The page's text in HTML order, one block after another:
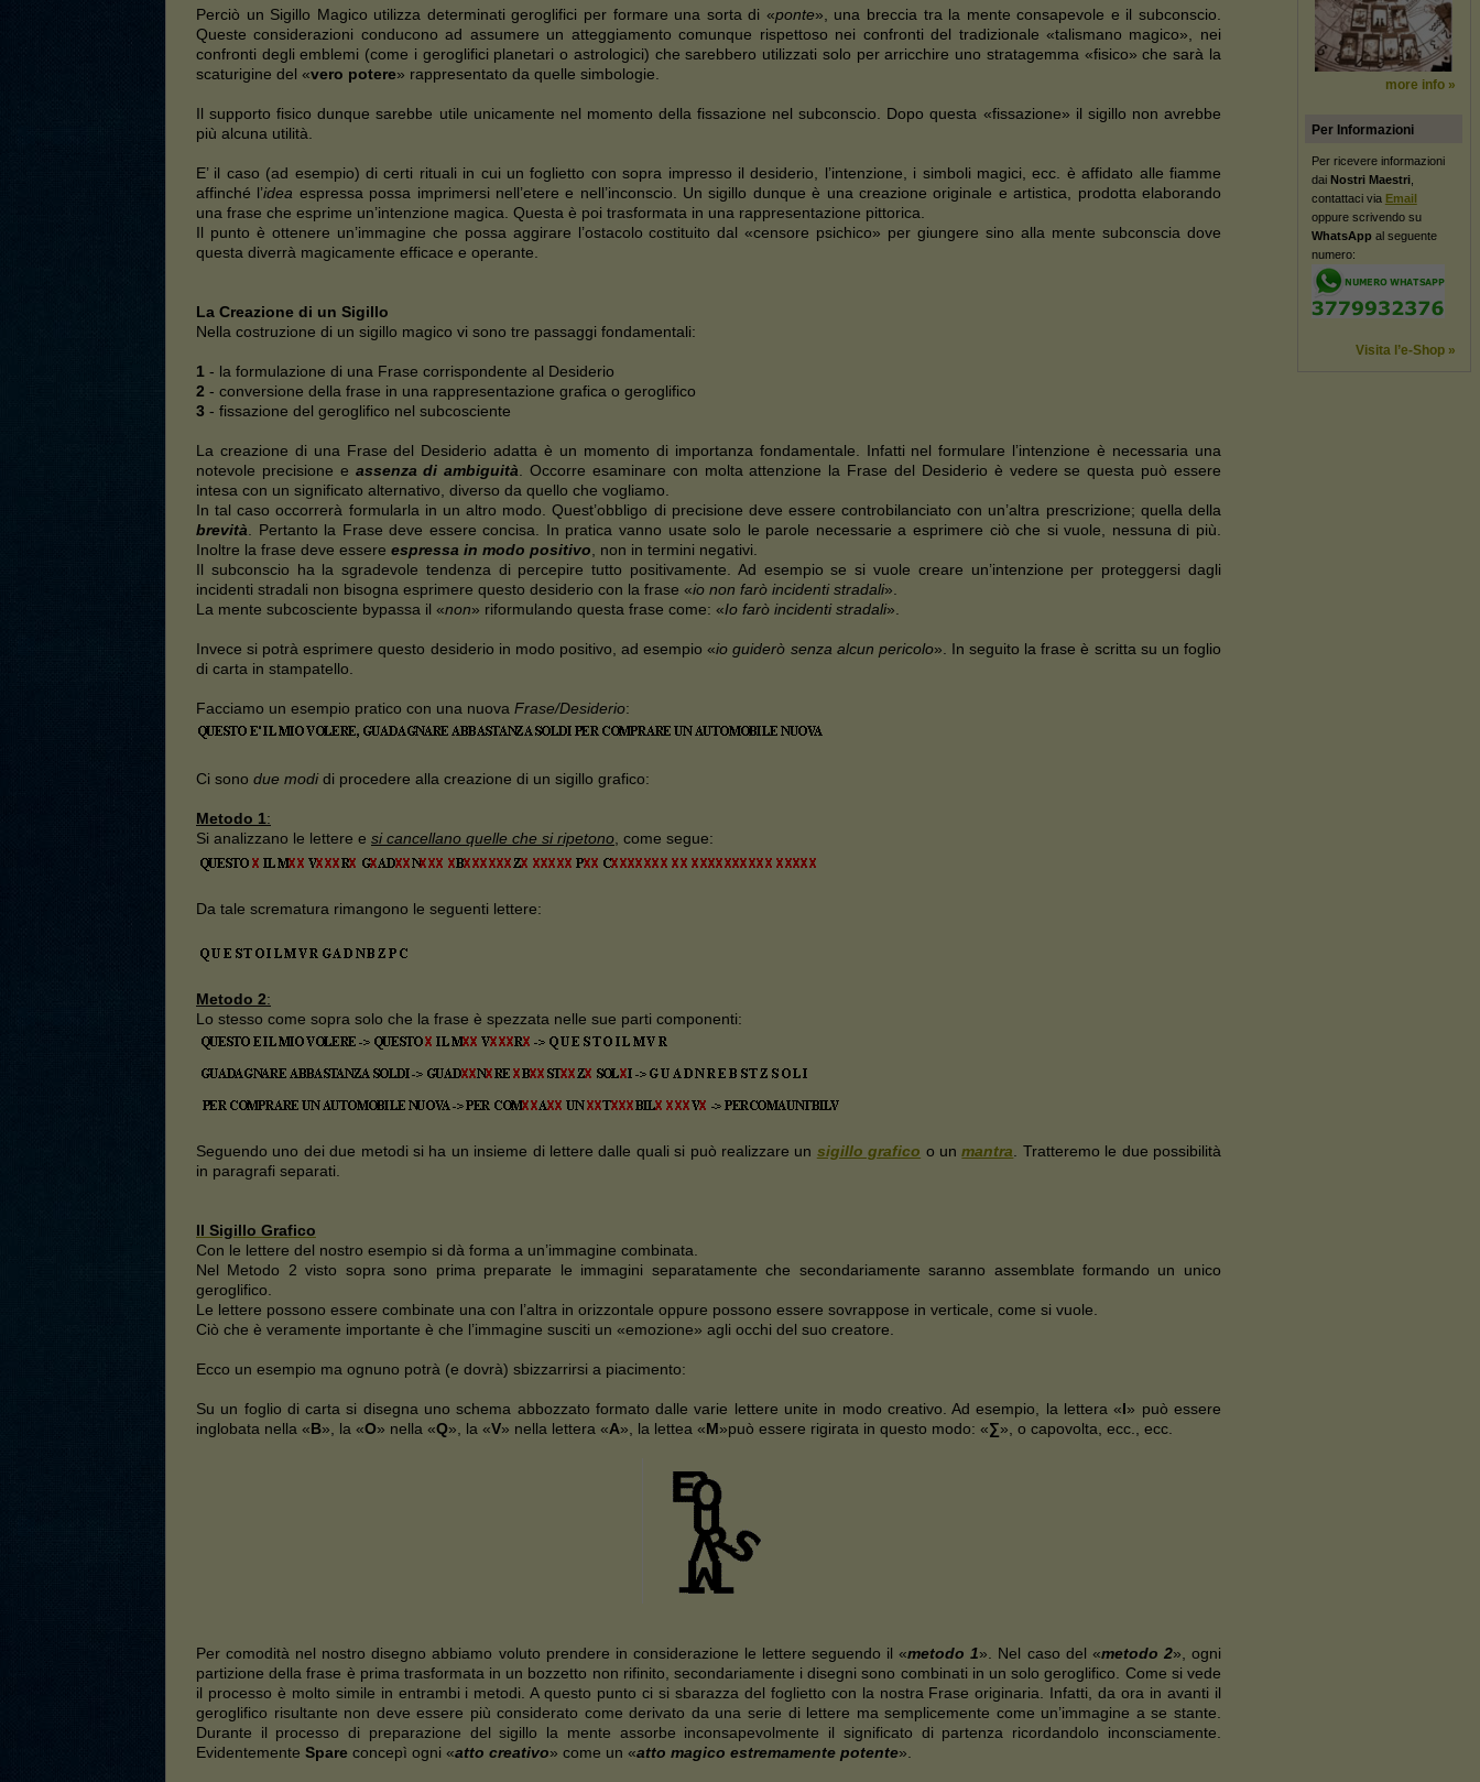
more info »
Per Informazioni
Per ricevere informazioni
dai Nostri Maestri,
contattaci via Email
oppure scrivendo su
WhatsApp al seguente
numero:
Visita l’e-Shop »
Perciò un Sigillo Magico utilizza determinati geroglifici per formare una sorta di «ponte», una breccia tra la mente consapevole e il subconscio.
Queste considerazioni conducono ad assumere un atteggiamento comunque rispettoso nei confronti del tradizionale «talismano magico», nei
confronti degli emblemi (come i geroglifici planetari o astrologici) che sarebbero utilizzati solo per arricchire uno stratagemma «fisico» che sarà la
scaturigine del «vero potere» rappresentato da quelle simbologie.
Il supporto fisico dunque sarebbe utile unicamente nel momento della fissazione nel subconscio. Dopo questa «fissazione» il sigillo non avrebbe
più alcuna utilità.
E’ il caso (ad esempio) di certi rituali in cui un foglietto con sopra impresso il desiderio, l’intenzione, i simboli magici, ecc. è affidato alle fiamme
affinché l’idea espressa possa imprimersi nell’etere e nell’inconscio. Un sigillo dunque è una creazione originale e artistica, prodotta elaborando
una frase che esprime un’intenzione magica. Questa è poi trasformata in una rappresentazione pittorica.
Il punto è ottenere un’immagine che possa aggirare l’ostacolo costituito dal «censore psichico» per giungere sino alla mente subconscia dove
questa diverrà magicamente efficace e operante.
La Creazione di un Sigillo
Nella costruzione di un sigillo magico vi sono tre passaggi fondamentali:
1 - la formulazione di una Frase corrispondente al Desiderio
2 - conversione della frase in una rappresentazione grafica o geroglifico
3 - fissazione del geroglifico nel subcosciente
La creazione di una Frase del Desiderio adatta è un momento di importanza fondamentale. Infatti nel formulare l’intenzione è necessaria una
notevole precisione e assenza di ambiguità. Occorre esaminare con molta attenzione la Frase del Desiderio è vedere se questa può essere
intesa con un significato alternativo, diverso da quello che vogliamo.
In tal caso occorrerà formularla in un altro modo. Quest’obbligo di precisione deve essere controbilanciato con un’altra prescrizione; quella della
brevità. Pertanto la Frase deve essere concisa. In pratica vanno usate solo le parole necessarie a esprimere ciò che si vuole, nessuna di più.
Inoltre la frase deve essere espressa in modo positivo, non in termini negativi.
Il subconscio ha la sgradevole tendenza di percepire tutto positivamente. Ad esempio se si vuole creare un’intenzione per proteggersi dagli
incidenti stradali non bisogna esprimere questo desiderio con la frase «io non farò incidenti stradali».
La mente subcosciente bypassa il «non» riformulando questa frase come: «Io farò incidenti stradali».
Invece si potrà esprimere questo desiderio in modo positivo, ad esempio «io guiderò senza alcun pericolo». In seguito la frase è scritta su un foglio
di carta in stampatello.
Facciamo un esempio pratico con una nuova Frase/Desiderio:
Ci sono due modidi procedere alla creazione di un sigillo grafico:
Metodo 1:
Si analizzano le lettere e si cancellano quelle che si ripetono, come segue:
Da tale scrematura rimangono le seguenti lettere:
Metodo 2:
Lo stesso come sopra solo che la frase è spezzata nelle sue parti componenti:
Seguendo uno dei due metodi si ha un insieme di lettere dalle quali si può realizzare un sigillo grafico o unmantra. Tratteremo le due possibilità
in paragrafi separati.
Il Sigillo Grafico
Con le lettere del nostro esempio si dà forma a un’immagine combinata.
Nel Metodo 2 visto sopra sono prima preparate le immagini separatamente che secondariamente saranno assemblate formando un unico
geroglifico.
Le lettere possono essere combinate una con l’altra in orizzontale oppure possono essere sovrappose in verticale, come si vuole.
Ciò che è veramente importante è che l’immagine susciti un «emozione» agli occhi del suo creatore.
Ecco un esempio ma ognuno potrà (e dovrà) sbizzarrirsi a piacimento:
Su un foglio di carta si disegna uno schema abbozzato formato dalle varie lettere unite in modo creativo. Ad esempio, la lettera «I» può essere
inglobata nella «B», la «O» nella «Q», la «V» nella lettera «A», la lettea «M»può essere rigirata in questo modo: «∑», o capovolta, ecc., ecc.
Per comodità nel nostro disegno abbiamo voluto prendere in considerazione le lettere seguendo il «metodo 1». Nel caso del «metodo 2», ogni
partizione della frase è prima trasformata in un bozzetto non rifinito, secondariamente i disegni sono combinati in un solo geroglifico. Come si vede
il processo è molto simile in entrambi i metodi. A questo punto ci si sbarazza del foglietto con la nostra Frase originaria. Infatti, da ora in avanti il
geroglifico risultante non deve essere più considerato come derivato da una serie di lettere ma semplicemente come un’immagine a se stante.
Durante il processo di preparazione del sigillo la mente assorbe inconsapevolmente il significato di partenza ricordandolo inconsciamente.
Evidentemente Spare concepì ogni «atto creativo» come un «atto magico estremamente potente».